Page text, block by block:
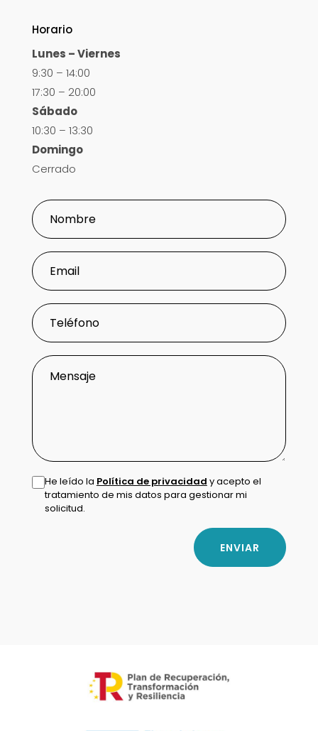
Horario
Lunes – Viernes
9:30 – 14:00
17:30 – 20:00
Sábado
10:30 – 13:30
Domingo
Cerrado
He leído la Política de privacidad y acepto el
tratamiento de mis datos para gestionar mi
solicitud.